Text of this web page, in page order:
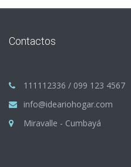
Contactos
111112336 / 099 123 4567
info@ideariohogar.com
Miravalle - Cumbayá